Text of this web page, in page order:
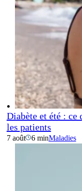
Diabète et été : ce
les patients
7 août 6 minMaladies